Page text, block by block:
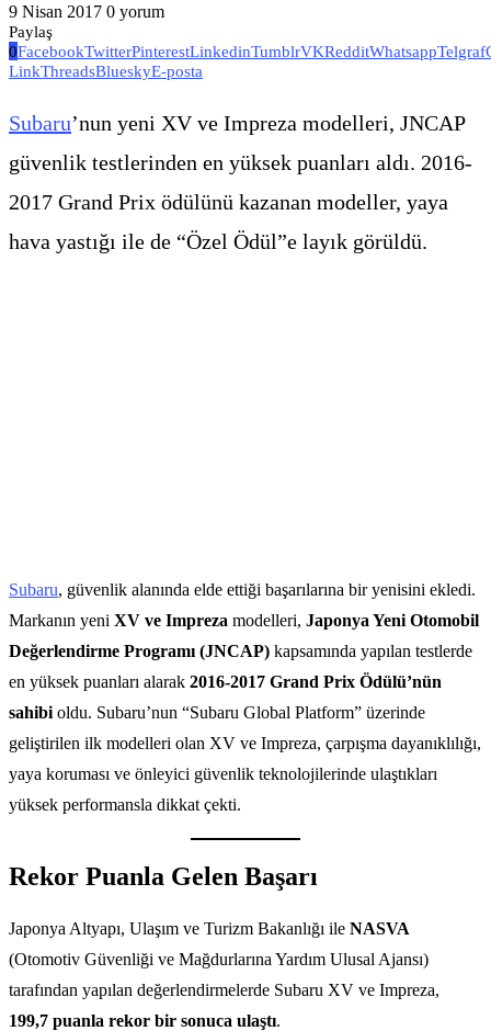
9 Nisan 2017 0 yorum
Paylaş
0FacebookTwitterPinterestLinkedinTumblrVKRedditWhatsappTelgraf
LinkThreadsBlueskyE-posta
Subaru’nun yeni XV ve Impreza modelleri, JNCAP
güvenlik testlerinden en yüksek puanları aldı. 2016-
2017 Grand Prix ödülünü kazanan modeller, yaya
hava yastığı ile de “Özel Ödül”e layık görüldü.
Subaru, güvenlik alanında elde ettiği başarılarına bir yenisini ekledi.
Markanın yeni XV ve Impreza modelleri, Japonya Yeni Otomobil
Değerlendirme Programı (JNCAP) kapsamında yapılan testlerde
en yüksek puanları alarak 2016-2017 Grand Prix Ödülü’nün
sahibi oldu. Subaru’nun “Subaru Global Platform” üzerinde
geliştirilen ilk modelleri olan XV ve Impreza, çarpışma dayanıklılığı,
yaya koruması ve önleyici güvenlik teknolojilerinde ulaştıkları
yüksek performansla dikkat çekti.
Rekor Puanla Gelen Başarı
Japonya Altyapı, Ulaşım ve Turizm Bakanlığı ile NASVA
(Otomotiv Güvenliği ve Mağdurlarına Yardım Ulusal Ajansı)
tarafından yapılan değerlendirmelerde Subaru XV ve Impreza,
199,7 puanla rekor bir sonuca ulaştı.